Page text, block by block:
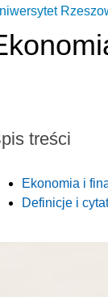
treści
Ekonomia i
Definicje i